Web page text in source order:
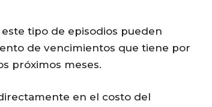
tipo de episodios pueden
de vencimientos que tiene por
próximos meses.
en el costo del